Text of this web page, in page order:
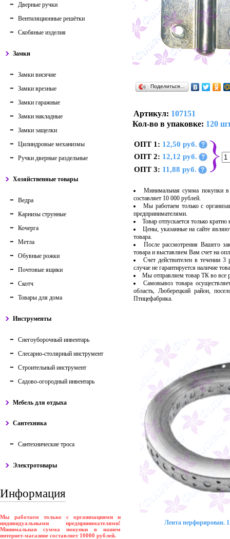
Дверные ручки
Вентиляционные решётки
Скобяные изделия
Замки
Замки висячие
Замки врезные
Замки гаражные
Замки накладные
Замки защелки
Цилиндровые механизмы
Ручки дверные раздельные
Хозяйственные товары
Ведра
Карнизы струнные
Кочерга
Метла
Обувные рожки
Почтовые ящики
Скотч
Товары для дома
Инструменты
Снегоуборочный инвентарь
Слесарно-столярный инструмент
Строительный инструмент
Садово-огородный инвентарь
Мебель для отдыха
Сантехника
Сантехнические троса
Электротовары
Информация
Мы работаем только с организациями и
индивидуальными предпринимателями!
Минимальная сумма покупки в нашем
интернет-магазине составляет 10000 рублей.
Поделиться…
Артикул: 107151
Кол-во в упаковке: 120
ОПТ 1: 12,50 руб. ?
ОПТ 2: 12,12 руб. ?
ОПТ 3: 11,88 руб. ?
Минимальная сумма покупки в
составляет 10 000 рублей.
Мы работаем только с
предпринимателями.
Товар отпускается только
Цены, указанные на сайте
товара.
После рассмотрения Вашего
товара и выставляем Вам счет на
Счет действителен в течении
случае не гарантируется наличие
Мы отправляем товар ТК во
Самовывоз товара
область, Люберецкий район,
Птицефабрика.
Лента перфорирован.